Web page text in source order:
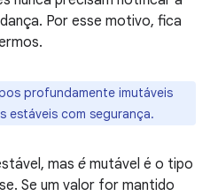
Por esse motivo, fica
profundamente imutáveis
estáveis com segurança.
mas é mutável é o tipo
Se um valor for mantido